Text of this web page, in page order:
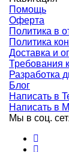
Помощь
Оферта
Политика в
Политика
Доставка и
Требования
Разработка
Блог
Написать в
Написать в
Мы в соц.